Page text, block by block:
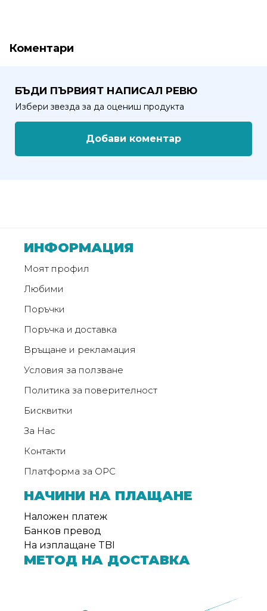
Коментари
БЪДИ ПЪРВИЯТ НАПИСАЛ РЕВЮ
Избери звезда за да оцениш продукта
Добави коментар
ИНФОРМАЦИЯ
Моят профил
Любими
Поръчки
Поръчка и доставка
Връщане и рекламация
Условия за ползване
Политика за поверителност
Бисквитки
За Нас
Контакти
Платформа за ОРС
НАЧИНИ НА ПЛАЩАНЕ
Наложен платеж
Банков превод
На изплащане TBI
МЕТОД НА ДОСТАВКА